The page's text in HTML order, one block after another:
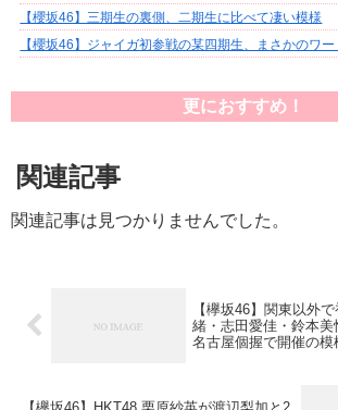
【櫻坂46】三期生の裏側、二期生に比べて凄い模様
【櫻坂46】ジャイガ初参戦の某四期生、まさかのワ
更におすすめ！
関連記事
関連記事は見つかりませんでした。
【欅坂46】関東以外
緒・志田愛佳・鈴本
名古屋個握で開催の模